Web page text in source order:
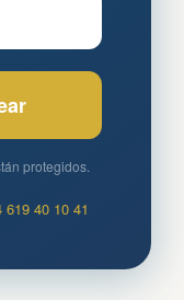
protegidos.
40 10 41